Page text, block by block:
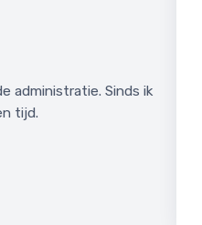
administratie. Sinds ik
tijd.